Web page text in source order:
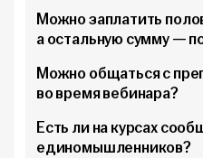
Можно заплатить
а остальную сумму —
Можно общаться с
во время вебинара?
Есть ли на курсах
единомышленников?